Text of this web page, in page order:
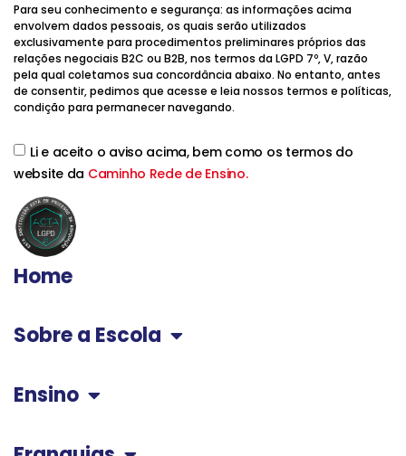
Para seu conhecimento e segurança: as informações acima
envolvem dados pessoais, os quais serão utilizados
exclusivamente para procedimentos preliminares próprios das
relações negociais B2C ou B2B, nos termos da LGPD 7º, V, razão
pela qual coletamos sua concordância abaixo. No entanto, antes
de consentir, pedimos que acesse e leia nossos termos e políticas,
condição para permanecer navegando.
Li e aceito o aviso acima, bem como os termos do
website da Caminho Rede de Ensino.
Home
Sobre a Escola
Ensino